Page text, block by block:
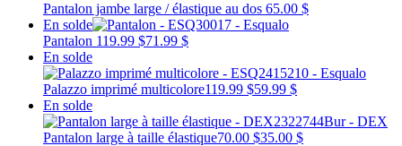
Pantalon jambe large / élastique au dos 65.00 $
En solde
Pantalon 119.99 $71.99 $
En solde
Palazzo imprimé multicolore119.99 $59.99 $
En solde
Pantalon large à taille élastique70.00 $35.00 $